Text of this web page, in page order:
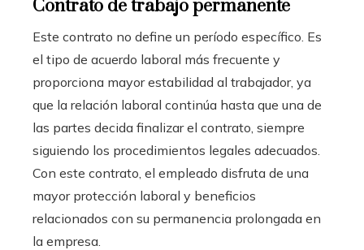
Contrato de trabajo permanente
Este contrato no define un período específico. Es
el tipo de acuerdo laboral más frecuente y
proporciona mayor estabilidad al trabajador, ya
que la relación laboral continúa hasta que una de
las partes decida finalizar el contrato, siempre
siguiendo los procedimientos legales adecuados.
Con este contrato, el empleado disfruta de una
mayor protección laboral y beneficios
relacionados con su permanencia prolongada en
la empresa.